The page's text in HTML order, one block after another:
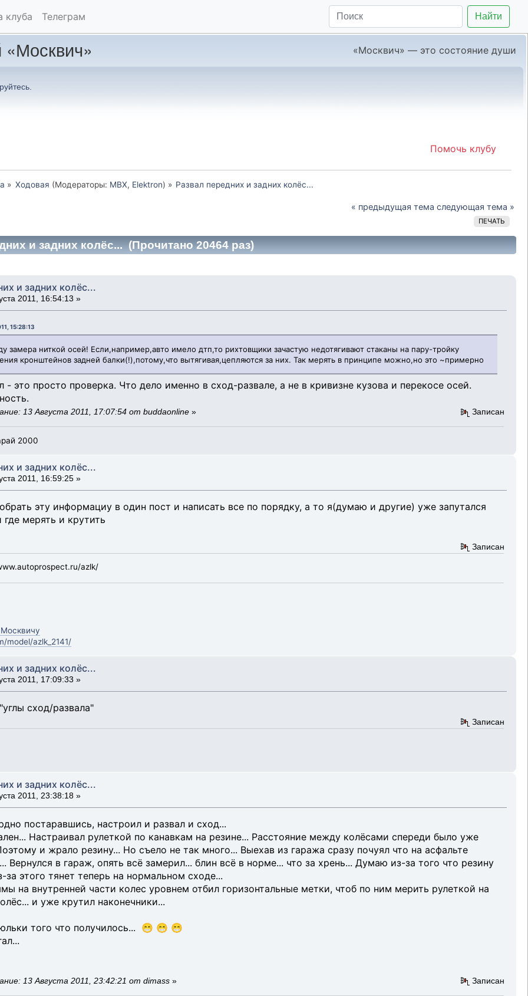
клуба Телеграм Найти
«Москвич» — это состояние души
Помочь клубу
» Ходовая (Модераторы: MBX, Elektron) » Развал передних и задних колёс...
« предыдущая тема следующая тема »
ПЕЧАТЬ
и задних колёс... (Прочитано 20464 раз)
и задних колёс...
2011, 16:54:13 »
15:28:13
замера ниткой осей! Если,например,авто имело дтп,то рихтовщики зачастую недотягивают стаканы на пару-тройку
кронштейнов задней балки(!),потому,что вытягивая,цепляются за них. Так мерять в принципе можно,но это ~примерно
- это просто проверка. Что дело именно в сход-развале, а не в кривизне кузова и перекосе осей.
13 Августа 2011, 17:07:54 от buddaonline » Записан
2000
и задних колёс...
2011, 16:59:25 »
эту информациу в один пост и написать все по порядку, а то я(думаю и другие) уже запутался
где мерять и крутить
Записан
azlk/
model/azlk_2141/
и задних колёс...
2011, 17:09:33 »
сход/развала"
Записан
и задних колёс...
2011, 23:38:18 »
постаравшись, настроил и развал и сход...
Настраивал рулеткой по канавкам на резине... Расстояние между колёсами спереди было уже
и жрало резину... Но съело не так много... Выехав из гаража сразу почуял что на асфальте
Вернулся в гараж, опять всё замерил... блин всё в норме... что за хрень... Думаю из-за того что резину
этого тянет теперь на нормальном сходе...
на внутренней части колес уровнем отбил горизонтальные метки, чтоб по ним мерить рулеткой на
и уже крутил наконечники...
того что получилось... 😁 😁 😁
13 Августа 2011, 23:42:21 от dimass » Записан